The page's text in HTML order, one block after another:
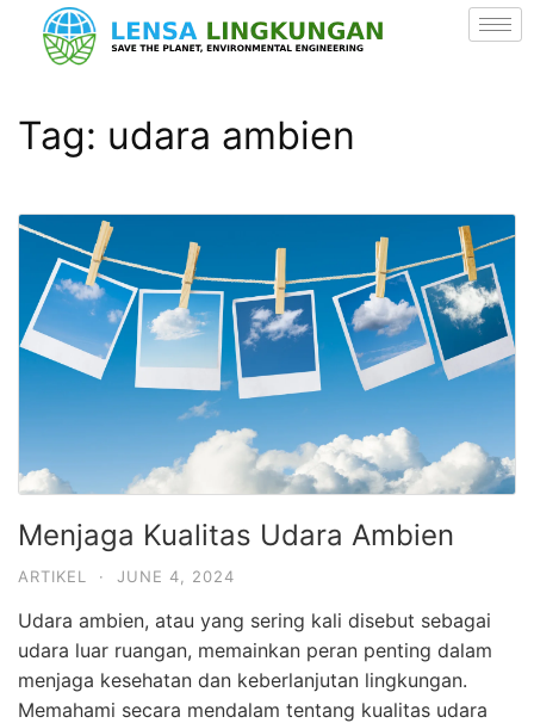
Tag: udara ambien
Menjaga Kualitas Udara Ambien
ARTIKEL · JUNE 4, 2024
Udara ambien, atau yang sering kali disebut sebagai
udara luar ruangan, memainkan peran penting dalam
menjaga kesehatan dan keberlanjutan lingkungan.
Memahami secara mendalam tentang kualitas udara